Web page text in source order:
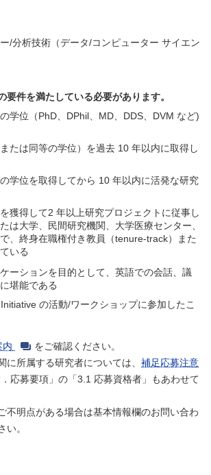
/分析技術（データ/コンピューター サイエン
要件を満たしている必要があります。
学位（PhD、DPhil、MD、DDS、DVM など)
たは同等の学位）を過去 10 年以内に取得し
学位を取得してから 10 年以内に活発な研究
獲得して2 年以上研究プロジェクトに従事し
は大学、民間研究機関、大学医療センター、
、終身在職権付き教員（tenure-track）また
いる
ーションを目的として、英語での会話、議
堪能である
の活動/ワークショップに参加したこ
内
をご確認ください。
に所属する研究者については、 補足応募注意
．応募要項」の「3.1 応募資格者」もあわせて
不明点がある場合は基本情報欄のお問い合わ
い。